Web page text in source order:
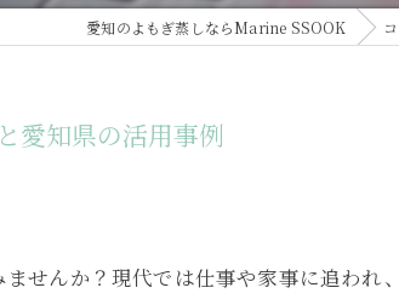
愛知のよもぎ蒸しならMarine SSOOK
愛知県の活用事例
せんか？現代では仕事や家事に追わ